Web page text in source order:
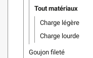
Tout matériaux
Charge légère
Charge lourde
Goujon fileté